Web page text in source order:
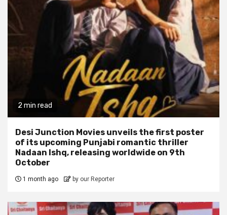
2 min read
Desi Junction Movies unveils the first poster
of its upcoming Punjabi romantic thriller
Nadaan Ishq, releasing worldwide on 9th
October
1 month ago by our Reporter